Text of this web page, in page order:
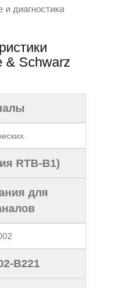
диагностика
& Schwarz
RTB-B1)
для
B221